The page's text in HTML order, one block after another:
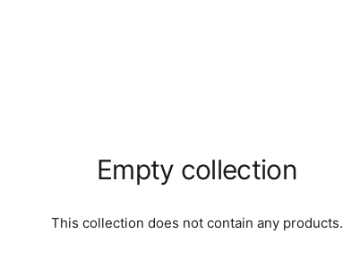
Empty collection
This collection does not contain any products.